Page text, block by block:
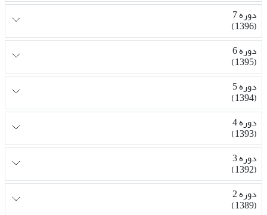
دوره 7
(1396)
دوره 6
(1395)
دوره 5
(1394)
دوره 4
(1393)
دوره 3
(1392)
دوره 2
(1389)